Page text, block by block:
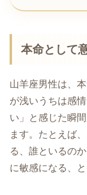
本命として
山羊座男性は、
が浅いうちは感
い」と感じた瞬
ます。たとえば
る、誰といるの
に敏感になる、